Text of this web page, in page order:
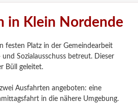
in Klein Nordende
festen Platz in der Gemeindearbeit
Sozialausschuss betreut. Dieser
Büll geleitet.
Ausfahrten angeboten: eine
in die nähere Umgebung.